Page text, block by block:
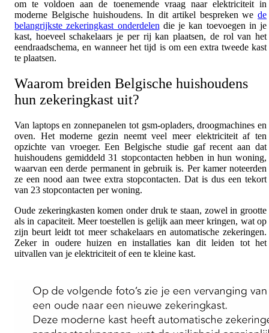
om te voldoen aan de toenemende vraag naar elektriciteit in
moderne Belgische huishoudens. In dit artikel bespreken we de
belangrijkste zekeringkast onderdelen die je kan toevoegen in je
kast, hoeveel schakelaars je per rij kan plaatsen, de rol van het
eendraadschema, en wanneer het tijd is om een extra tweede kast
te plaatsen.
Waarom breiden Belgische huishoudens
hun zekeringkast uit?
Van laptops en zonnepanelen tot gsm-opladers, droogmachines en
oven. Het moderne gezin neemt veel meer elektriciteit af ten
opzichte van vroeger. Een Belgische studie gaf recent aan dat
huishoudens gemiddeld 31 stopcontacten hebben in hun woning,
waarvan een derde permanent in gebruik is. Per kamer noteerden
ze een nood aan twee extra stopcontacten. Dat is dus een tekort
van 23 stopcontacten per woning.
Oude zekeringkasten komen onder druk te staan, zowel in grootte
als in capaciteit. Meer toestellen is gelijk aan meer kringen, wat op
zijn beurt leidt tot meer schakelaars en automatische zekeringen.
Zeker in oudere huizen en installaties kan dit leiden tot het
uitvallen van je elektriciteit of een te kleine kast.